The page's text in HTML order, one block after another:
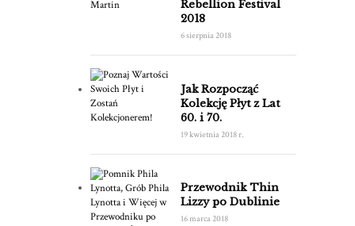
Rebellion Festival
2018
6 sierpnia 2018
Jak Rozpocząć
Kolekcję Płyt z Lat
60. i 70.
19 kwietnia 2018 r.
Przewodnik Thin
Lizzy po Dublinie
16 marca 2018